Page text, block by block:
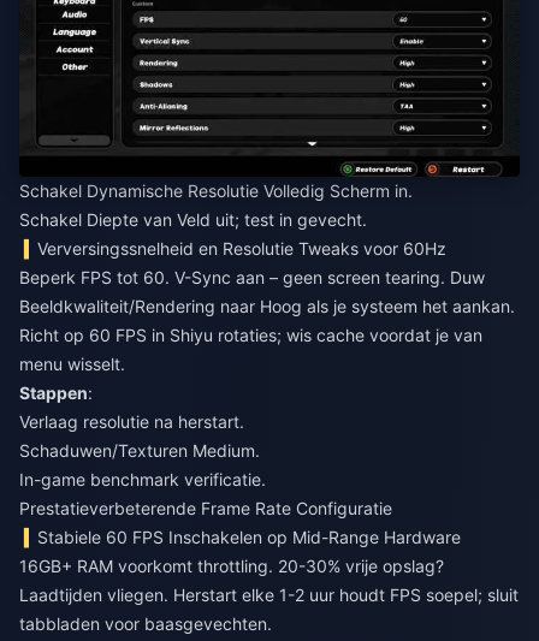
Schakel Dynamische Resolutie Volledig Scherm in.
Schakel Diepte van Veld uit; test in gevecht.
Verversingssnelheid en Resolutie Tweaks voor 60Hz
Beperk FPS tot 60. V-Sync aan – geen screen tearing. Duw
Beeldkwaliteit/Rendering naar Hoog als je systeem het aankan.
Richt op 60 FPS in Shiyu rotaties; wis cache voordat je van
menu wisselt.
Stappen:
Verlaag resolutie na herstart.
Schaduwen/Texturen Medium.
In-game benchmark verificatie.
Prestatieverbeterende Frame Rate Configuratie
Stabiele 60 FPS Inschakelen op Mid-Range Hardware
16GB+ RAM voorkomt throttling. 20-30% vrije opslag?
Laadtijden vliegen. Herstart elke 1-2 uur houdt FPS soepel; sluit
tabbladen voor baasgevechten.